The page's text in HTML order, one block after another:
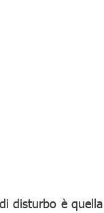
disturbo è quella